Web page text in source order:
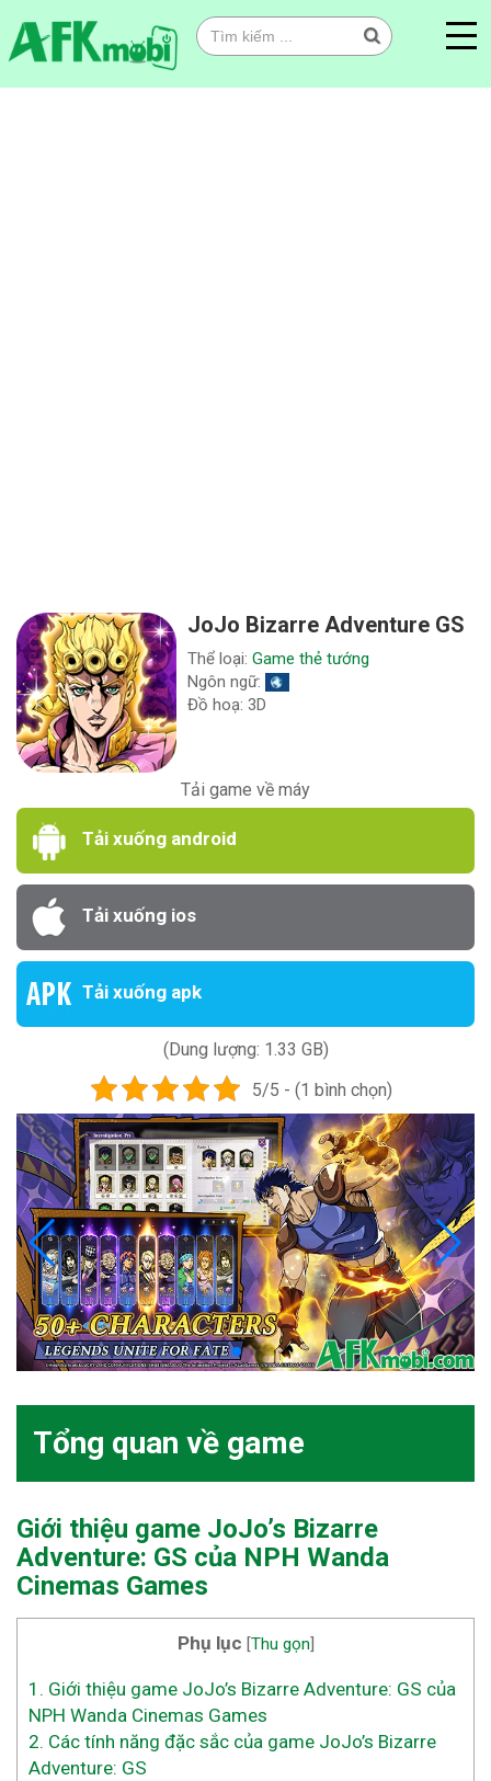
JoJo Bizarre Adventure GS
Thể loại:Game thẻ tướng
Ngôn ngữ:
Đồ hoạ: 3D
Tải game về máy
Tải xuống android
Tải xuống ios
Tải xuống apk
(Dung lượng: 1.33 GB)
5/5 - (1 bình chọn)
Tổng quan về game
Giới thiệu game JoJo’s Bizarre
Adventure: GS của NPH Wanda
Cinemas Games
Phụ lục Thu gọn]
1. Giới thiệu game JoJo’s Bizarre Adventure: GS của
NPH Wanda Cinemas Games
2. Các tính năng đặc sắc của game JoJo’s Bizarre
Adventure: GS